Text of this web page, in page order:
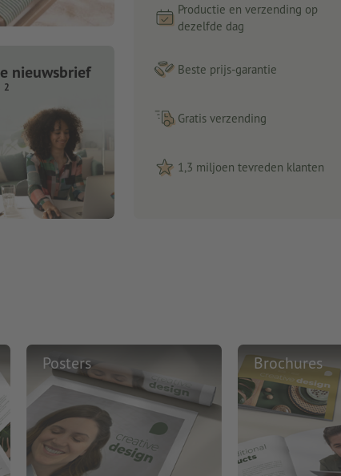
nieuwsbrief
2
Productie en verzending op
dezelfde dag
Beste prijs-garantie
Gratis verzending
1,3 miljoen tevreden klanten
Posters Brochures